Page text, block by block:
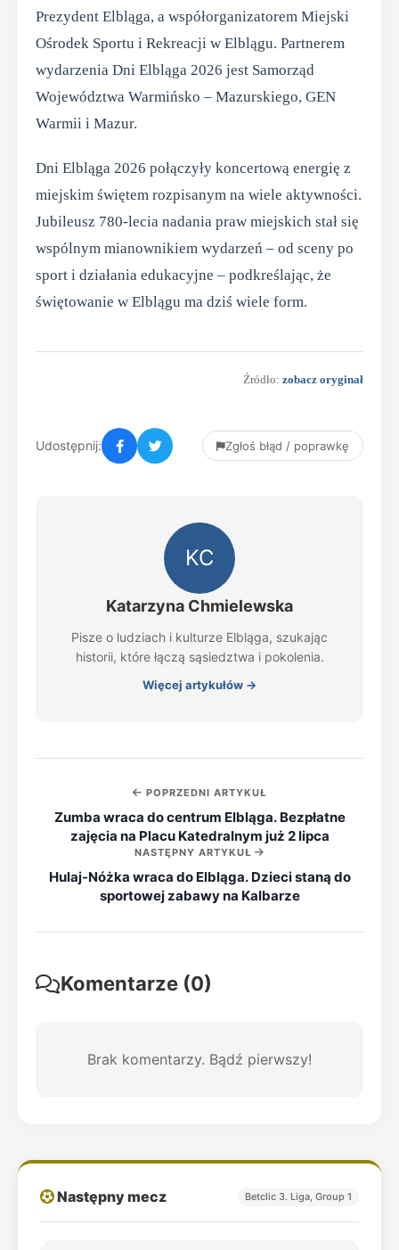
Prezydent Elbląga, a współorganizatorem Miejski
Ośrodek Sportu i Rekreacji w Elblągu. Partnerem
wydarzenia Dni Elbląga 2026 jest Samorząd
Województwa Warmińsko – Mazurskiego, GEN
Warmii i Mazur.
Dni Elbląga 2026 połączyły koncertową energię z
miejskim świętem rozpisanym na wiele aktywności.
Jubileusz 780-lecia nadania praw miejskich stał się
wspólnym mianownikiem wydarzeń – od sceny po
sport i działania edukacyjne – podkreślając, że
świętowanie w Elblągu ma dziś wiele form.
Źródło: zobacz oryginał
Udostępnij: Zgłoś błąd / poprawkę
KC
Katarzyna Chmielewska
Pisze o ludziach i kulturze Elbląga, szukając
historii, które łączą sąsiedztwa i pokolenia.
Więcej artykułów →
POPRZEDNI ARTYKUŁ
Zumba wraca do centrum Elbląga. Bezpłatne
zajęcia na Placu Katedralnym już 2 lipca
NASTĘPNY ARTYKUŁ
Hulaj-Nóżka wraca do Elbląga. Dzieci staną do
sportowej zabawy na Kalbarze
Komentarze (0)
Brak komentarzy. Bądź pierwszy!
Następny mecz Betclic 3. Liga, Group 1